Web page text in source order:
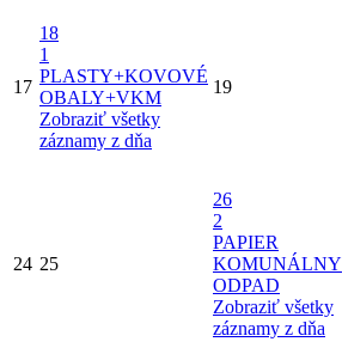
17
18
1
PLASTY+KOVOVÉ
OBALY+VKM
Zobraziť všetky
záznamy z dňa
19
24 25
26
2
PAPIER
KOMUNÁLNY
ODPAD
Zobraziť všetky
záznamy z dňa